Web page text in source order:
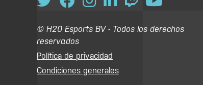
© H20 Esports BV - Todos los derechos
reservados
Política de privacidad
Condiciones generales